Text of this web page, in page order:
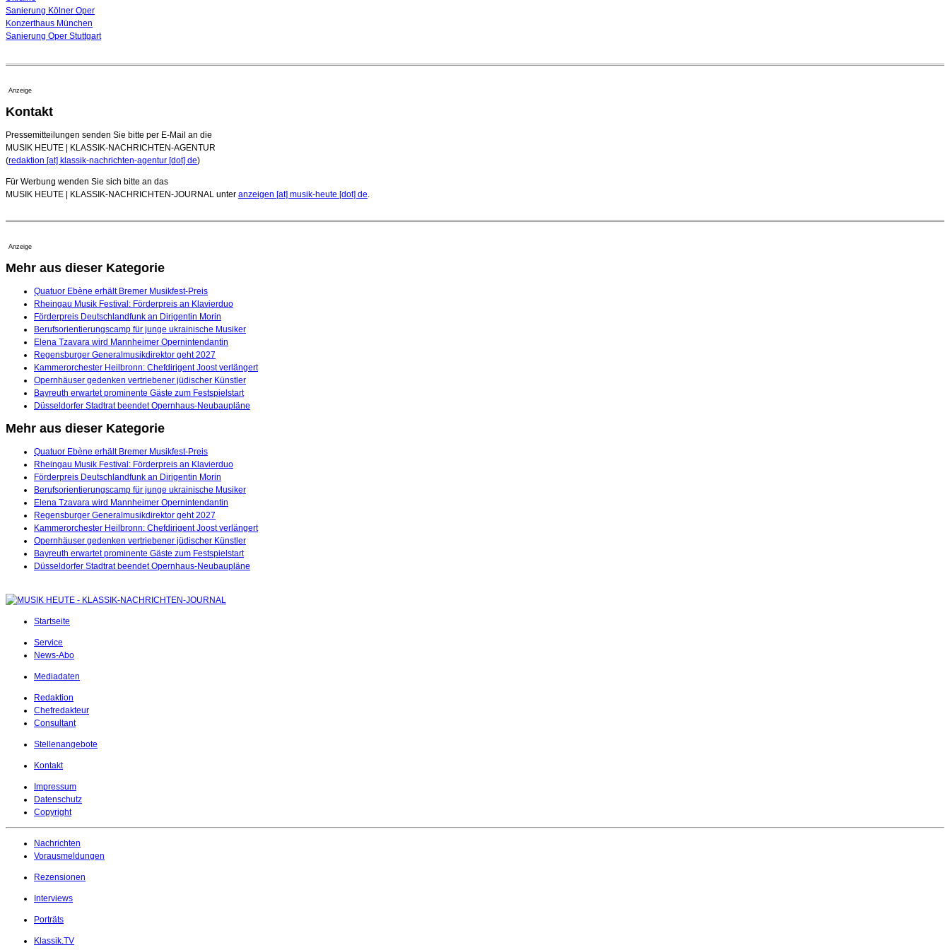
Sanierung Kölner Oper
Konzerthaus München
Sanierung Oper Stuttgart
Anzeige
Kontakt
Pressemitteilungen senden Sie bitte per E-Mail an die
MUSIK HEUTE | KLASSIK-NACHRICHTEN-AGENTUR
(redaktion [at] klassik-nachrichten-agentur [dot] de)
Für Werbung wenden Sie sich bitte an das
MUSIK HEUTE | KLASSIK-NACHRICHTEN-JOURNAL unter anzeigen [at] musik-heute [dot] de
Anzeige
Mehr aus dieser Kategorie
Quatuor Ebène erhält Bremer Musikfest-Preis
Rheingau Musik Festival: Förderpreis an Klavierduo
Förderpreis Deutschlandfunk an Dirigentin Morin
Berufsorientierungscamp für junge ukrainische Musiker
Elena Tzavara wird Mannheimer Opernintendantin
Regensburger Generalmusikdirektor geht 2027
Kammerorchester Heilbronn: Chefdirigent Joost verlängert
Opernhäuser gedenken vertriebener jüdischer Künstler
Bayreuth erwartet prominente Gäste zum Festspielstart
Düsseldorfer Stadtrat beendet Opernhaus-Neubaupläne
Mehr aus dieser Kategorie
Quatuor Ebène erhält Bremer Musikfest-Preis
Rheingau Musik Festival: Förderpreis an Klavierduo
Förderpreis Deutschlandfunk an Dirigentin Morin
Berufsorientierungscamp für junge ukrainische Musiker
Elena Tzavara wird Mannheimer Opernintendantin
Regensburger Generalmusikdirektor geht 2027
Kammerorchester Heilbronn: Chefdirigent Joost verlängert
Opernhäuser gedenken vertriebener jüdischer Künstler
Bayreuth erwartet prominente Gäste zum Festspielstart
Düsseldorfer Stadtrat beendet Opernhaus-Neubaupläne
Startseite
Service
News-Abo
Mediadaten
Redaktion
Chefredakteur
Consultant
Stellenangebote
Kontakt
Impressum
Datenschutz
Copyright
Nachrichten
Vorausmeldungen
Rezensionen
Interviews
Porträts
Klassik.TV